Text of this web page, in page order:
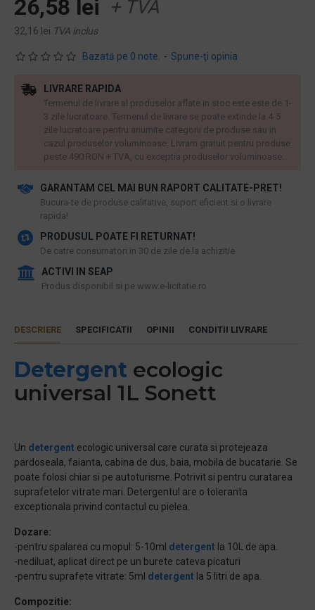
Bazată pe 0 note. - Spune-ţi opinia
26,58 lei + TVA
32,16 lei TVA inclus
GARANTAM CEL MAI BUN RAPORT CALITATE-PRET!
​Bucura-te de produse calitative, suport eficient si o livrare
rapida!
PRODUSUL POATE FI RETURNAT!
De catre consumatori in 30 de zile de la achizitie
ACTIVI IN SEAP
Produs disponibil si pe www.e-licitatie.ro
LIVRARE RAPIDA
Termenul de livrare al produselor aflate in stoc este este de 1-
3 zile lucratoare. Termenul de livrare se poate extinde la 4-5
zile lucratoare pentru anumite categorii de produse sau in
cazul produselor voluminoase. Livram gratuit pentru produse
peste 490 RON + TVA, cu exceptia produselor voluminoase.
DESCRIERE SPECIFICATII OPINII CONDITII LIVRARE
Detergent ecologic
universal 1L Sonett
Un detergent ecologic universal care curata si protejeaza
pardoseala, faianta, cabina de dus, baia, mobila de bucatarie. Se
poate folosi chiar si pe autoturisme. Potrivit si pentru curatarea
suprafetelor vitrate mari. Detergentul are o toleranta
exceptionala privind contactul cu pielea.
Dozare:
-pentru spalarea cu mopul: 5-10ml detergent la 10L de apa.
-nediluat, aplicat direct pe un burete cateva picaturi
-pentru suprafete vitrate: 5ml detergent la 5 litri de apa.
Compozitie: